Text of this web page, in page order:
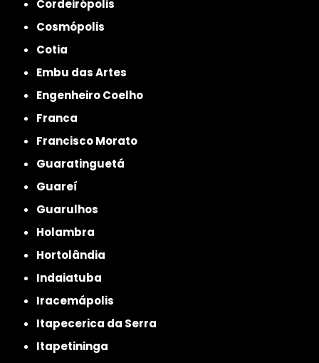
Cordeirópolis
Cosmópolis
Cotia
Embu das Artes
Engenheiro Coelho
Franca
Francisco Morato
Guaratinguetá
Guareí
Guarulhos
Holambra
Hortolândia
Indaiatuba
Iracemápolis
Itapecerica da Serra
Itapetininga